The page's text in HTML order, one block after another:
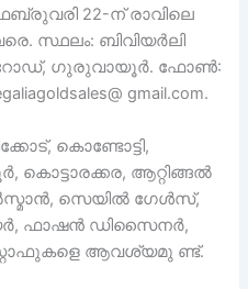
22-ന് രാവിലെ
സ്ഥലം: ബിവിയർലി
റോഡ്, ഗുരുവായൂർ. ഫോൺ:
gmail.com.
കൊണ്ടോട്ടി,
ആറ്റിങ്ങൽ
സെയിൽ ഗേൾസ്,
ഫാഷൻ ഡിസൈനർ,
ആവശ്യമു ണ്ട്.